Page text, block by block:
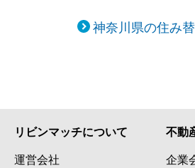
神奈川県の住み
リビンマッチについて
運営会社
不動
企業